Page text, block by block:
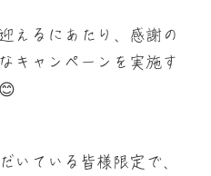
えるにあたり、感謝の
キャンペーンを実施す
いている皆様限定で、